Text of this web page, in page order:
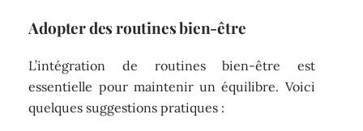
Adopter des routines bien-être
L’intégration de routines bien-être est
essentielle pour maintenir un équilibre. Voici
quelques suggestions pratiques :